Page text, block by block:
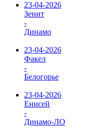
23-04-2026
Зенит
-
Динамо
23-04-2026
Факел
-
Белогорье
23-04-2026
Енисей
-
Динамо-ЛО